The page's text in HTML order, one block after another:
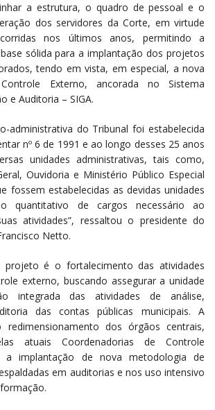
a estrutura, o quadro de pessoal e o
dos servidores da Corte, em virtude
nos últimos anos, permitindo a
sólida para a implantação dos projetos
tendo em vista, em especial, a nova
Externo, ancorada no Sistema
e Auditoria – SIGA.
administrativa do Tribunal foi estabelecida
nº 6 de 1991 e ao longo desses 25 anos
unidades administrativas, tais como,
Ouvidoria e Ministério Público Especial
fossem estabelecidas as devidas unidades
quantitativo de cargos necessário ao
atividades”, ressaltou o presidente do
Netto.
é o fortalecimento das atividades
externo, buscando assegurar a unidade
integrada das atividades de análise,
das contas públicas municipais. A
redimensionamento dos órgãos centrais,
atuais Coordenadorias de Controle
a implantação de nova metodologia de
em auditorias e nos uso intensivo